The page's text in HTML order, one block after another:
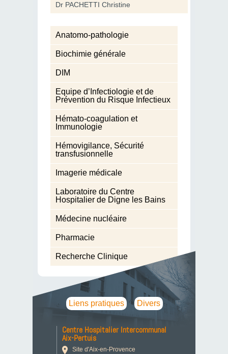
Dr PACHETTI Christine
Anatomo-pathologie
Biochimie générale
DIM
Equipe d’Infectiologie et de
Prévention du Risque Infectieux
Hémato-coagulation et
Immunologie
Hémovigilance, Sécurité
transfusionnelle
Imagerie médicale
Laboratoire du Centre
Hospitalier de Digne les Bains
Médecine nucléaire
Pharmacie
Recherche Clinique
Liens pratiques Divers
Centre Hospitalier Intercommunal
Aix-Pertuis
Site d'Aix-en-Provence